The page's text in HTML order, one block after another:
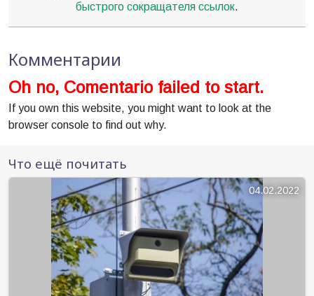
быстрого сокращателя ссылок.
Комментарии
Oh no, Comentario failed to start.
If you own this website, you might want to look at the
browser console to find out why.
Что ещё почитать
04.02.2022